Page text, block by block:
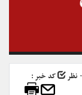
کد خبر :